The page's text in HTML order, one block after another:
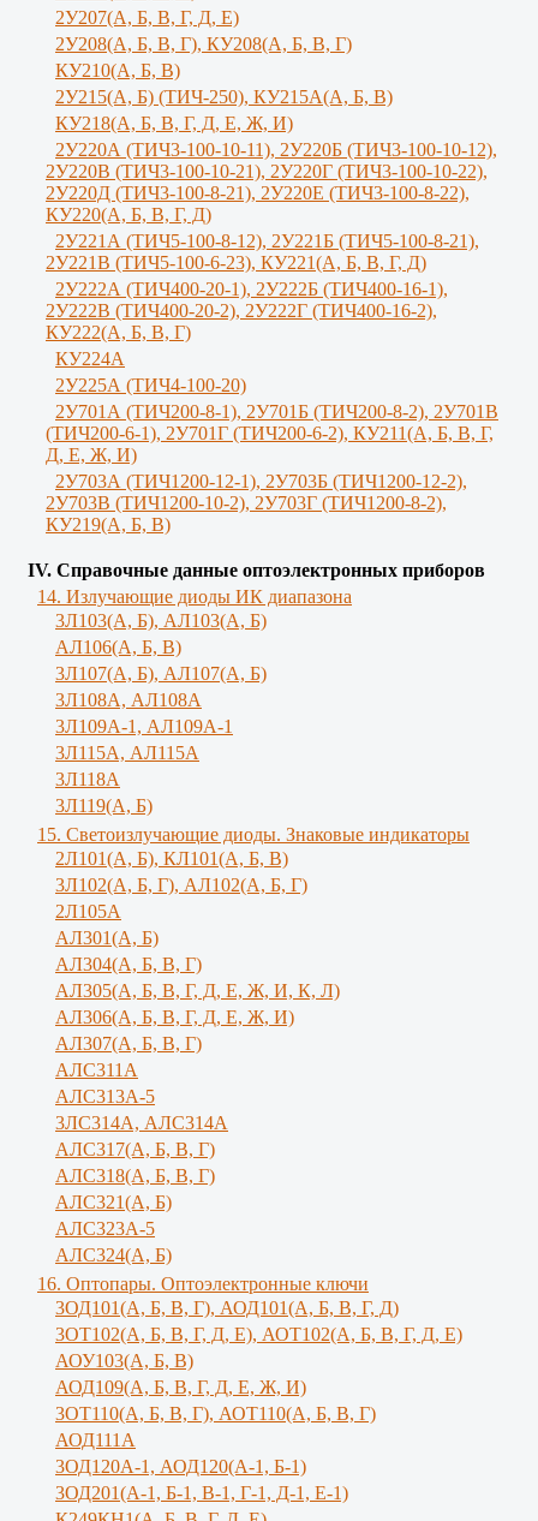
2У207(А, Б, В, Г, Д, Е)
2У208(А, Б, В, Г), КУ208(А, Б, В, Г)
КУ210(А, Б, В)
2У215(А, Б) (ТИЧ-250), КУ215А(А, Б, В)
КУ218(А, Б, В, Г, Д, Е, Ж, И)
2У220А (ТИЧ3-100-10-11), 2У220Б (ТИЧ3-100-10-12),
2У220В (ТИЧ3-100-10-21), 2У220Г (ТИЧ3-100-10-22),
2У220Д (ТИЧ3-100-8-21), 2У220Е (ТИЧ3-100-8-22),
КУ220(А, Б, В, Г, Д)
2У221А (ТИЧ5-100-8-12), 2У221Б (ТИЧ5-100-8-21),
2У221В (ТИЧ5-100-6-23), КУ221(А, Б, В, Г, Д)
2У222А (ТИЧ400-20-1), 2У222Б (ТИЧ400-16-1),
2У222В (ТИЧ400-20-2), 2У222Г (ТИЧ400-16-2),
КУ222(А, Б, В, Г)
КУ224А
2У225А (ТИЧ4-100-20)
2У701А (ТИЧ200-8-1), 2У701Б (ТИЧ200-8-2), 2У701В
(ТИЧ200-6-1), 2У701Г (ТИЧ200-6-2), КУ211(А, Б, В, Г,
Д, Е, Ж, И)
2У703А (ТИЧ1200-12-1), 2У703Б (ТИЧ1200-12-2),
2У703В (ТИЧ1200-10-2), 2У703Г (ТИЧ1200-8-2),
КУ219(А, Б, В)
IV. Справочные данные оптоэлектронных приборов
14. Излучающие диоды ИК диапазона
3Л103(A, Б), AЛ103(А, Б)
AЛ106(A, Б, В)
3Л107(А, Б), АЛ107(А, Б)
3Л108А, АЛ108А
3Л109А-1, АЛ109А-1
3Л115А, АЛ115А
3Л118А
3Л119(A, Б)
15. Светоизлучающие диоды. Знаковые индикаторы
2Л101(A, Б), КЛ101(А, Б, В)
3Л102(A, Б, Г), АЛ102(А, Б, Г)
2Л105А
АЛ301(А, Б)
AЛ304(А, Б, В, Г)
АЛ305(А, Б, В, Г, Д, Е, Ж, И, К, Л)
AЛ306(A, Б, В, Г, Д, Е, Ж, И)
AЛ307(A, Б, В, Г)
АЛС311А
АЛС313А-5
3ЛС314А, АЛС314А
АЛС317(А, Б, В, Г)
АЛС318(А, Б, В, Г)
АЛС321(А, Б)
АЛС323А-5
АЛС324(А, Б)
16. Оптопары. Оптоэлектронные ключи
3ОД101(А, Б, В, Г), АОД101(А, Б, В, Г, Д)
3ОТ102(А, Б, В, Г, Д, Е), АОТ102(А, Б, В, Г, Д, Е)
АОУ103(А, Б, В)
АОД109(А, Б, В, Г, Д, Е, Ж, И)
3ОТ110(А, Б, В, Г), АОТ110(А, Б, В, Г)
АОД111А
3ОД120А-1, АОД120(А-1, Б-1)
3ОД201(А-1, Б-1, В-1, Г-1, Д-1, Е-1)